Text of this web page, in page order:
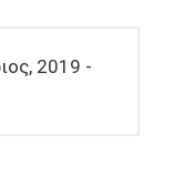
2019 -